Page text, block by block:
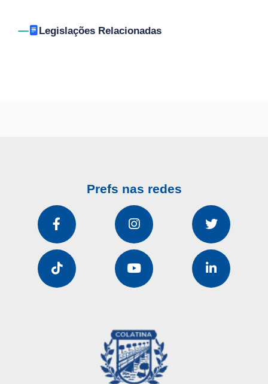
Legislações Relacionadas
Prefs nas redes